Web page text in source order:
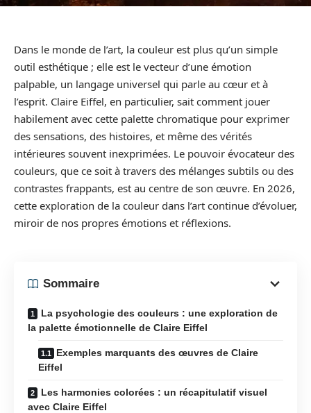
Dans le monde de l’art, la couleur est plus qu’un simple
outil esthétique ; elle est le vecteur d’une émotion
palpable, un langage universel qui parle au cœur et à
l’esprit. Claire Eiffel, en particulier, sait comment jouer
habilement avec cette palette chromatique pour exprimer
des sensations, des histoires, et même des vérités
intérieures souvent inexprimées. Le pouvoir évocateur des
couleurs, que ce soit à travers des mélanges subtils ou des
contrastes frappants, est au centre de son œuvre. En 2026,
cette exploration de la couleur dans l’art continue d’évoluer,
miroir de nos propres émotions et réflexions.
Sommaire
La psychologie des couleurs : une exploration de
la palette émotionnelle de Claire Eiffel
Exemples marquants des œuvres de Claire
Eiffel
Les harmonies colorées : un récapitulatif visuel
avec Claire Eiffel